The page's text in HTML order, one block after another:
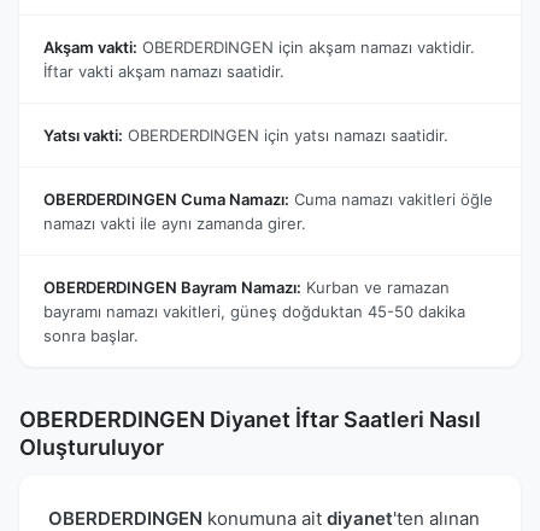
Akşam vakti: OBERDERDINGEN için akşam namazı vaktidir.
İftar vakti akşam namazı saatidir.
Yatsı vakti: OBERDERDINGEN için yatsı namazı saatidir.
OBERDERDINGEN Cuma Namazı: Cuma namazı vakitleri öğle
namazı vakti ile aynı zamanda girer.
OBERDERDINGEN Bayram Namazı: Kurban ve ramazan
bayramı namazı vakitleri, güneş doğduktan 45-50 dakika
sonra başlar.
OBERDERDINGEN Diyanet İftar Saatleri Nasıl
Oluşturuluyor
OBERDERDINGEN konumuna ait diyanet'ten alınan